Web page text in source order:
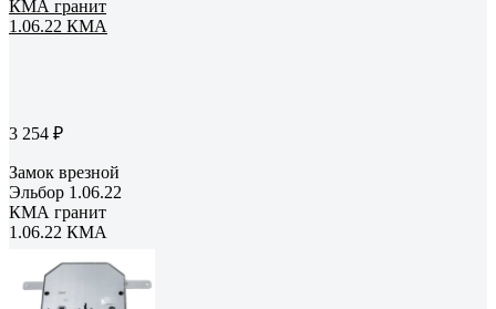
3 254 ₽
Замок врезной
Эльбор 1.06.22
КМА гранит
1.06.22 КМА